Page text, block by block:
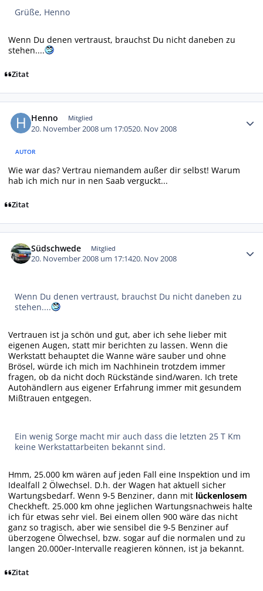
Grüße, Henno
Wenn Du denen vertraust, brauchst Du nicht daneben zu
stehen....
Zitat
Henno Mitglied
20. November 2008 um 17:0520. Nov 2008
AUTOR
Wie war das? Vertrau niemandem außer dir selbst! Warum
hab ich mich nur in nen Saab verguckt...
Zitat
Südschwede Mitglied
20. November 2008 um 17:1420. Nov 2008
Wenn Du denen vertraust, brauchst Du nicht daneben zu
stehen....
Vertrauen ist ja schön und gut, aber ich sehe lieber mit
eigenen Augen, statt mir berichten zu lassen. Wenn die
Werkstatt behauptet die Wanne wäre sauber und ohne
Brösel, würde ich mich im Nachhinein trotzdem immer
fragen, ob da nicht doch Rückstände sind/waren. Ich trete
Autohändlern aus eigener Erfahrung immer mit gesundem
Mißtrauen entgegen.
Ein wenig Sorge macht mir auch dass die letzten 25 T Km
keine Werkstattarbeiten bekannt sind.
Hmm, 25.000 km wären auf jeden Fall eine Inspektion und im
Idealfall 2 Ölwechsel. D.h. der Wagen hat aktuell sicher
Wartungsbedarf. Wenn 9-5 Benziner, dann mit lückenlosem
Checkheft. 25.000 km ohne jeglichen Wartungsnachweis halte
ich für etwas sehr viel. Bei einem ollen 900 wäre das nicht
ganz so tragisch, aber wie sensibel die 9-5 Benziner auf
überzogene Ölwechsel, bzw. sogar auf die normalen und zu
langen 20.000er-Intervalle reagieren können, ist ja bekannt.
Zitat